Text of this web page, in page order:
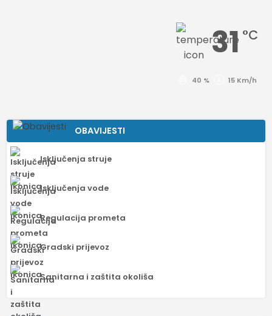
31 °C
40 % 15 Km/h
OBAVIJESTI
Isključenja struje
Isključenja vode
Regulacija prometa
Gradski prijevoz
Sanitarna i zaštita okoliša